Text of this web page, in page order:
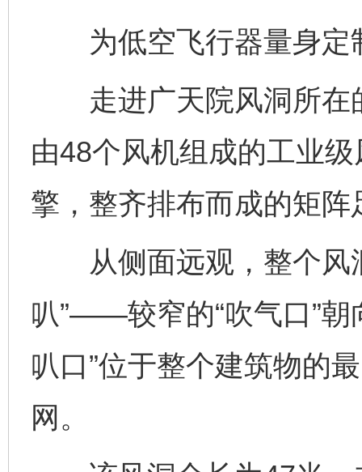
为低空飞行器量身定
走进广天院风洞所在
由48个风机组成的工业
擎，整齐排布而成的矩阵
从侧面远观，整个风
叭”——较窄的“吹气口”朝
叭口”位于整个建筑物的
网。